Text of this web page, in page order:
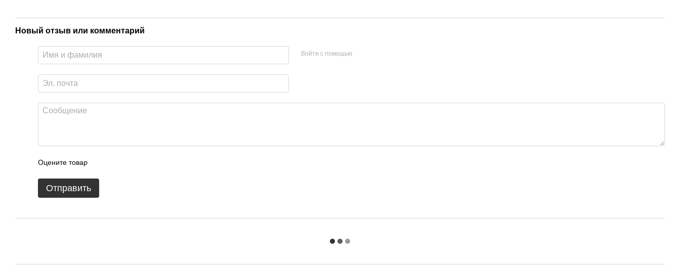
Новый отзыв или комментарий
Войти с помощью
Оцените товар
Отправить